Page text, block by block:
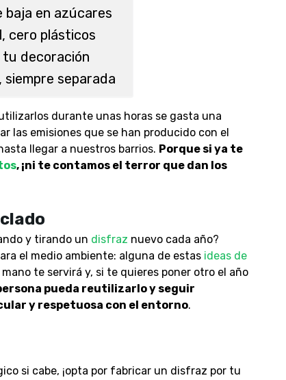
baja en azúcares
cero plásticos
tu decoración
siempre separada
durante unas horas se gasta una
las emisiones que se han producido con el
llegar a nuestros barrios. Porque si ya te
, ¡ni te contamos el terror que dan los
y tirando un disfraz nuevo cada año?
el medio ambiente: alguna de estas ideas de
te servirá y, si te quieres poner otro el año
pueda reutilizarlo y seguir
y respetuosa con el entorno.
si cabe, ¡opta por fabricar un disfraz por tu